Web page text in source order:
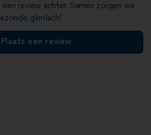
review achter. Samen zorgen we
glimlach!
Plaats een review